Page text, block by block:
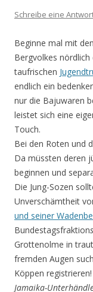
Schreibe eine
Beginne mal mit
Bergvolkes
taufrischen
endlich ein
nur die Bajuwaren
leistet sich eine
Touch.
Bei den Roten und
Da müssten deren
beginnen und
Die Jung-Sozen
Unverschämtheit
und seiner
Bundestagsfraktion
Grottenolme in
fremden Augen
Köppen
Jamaika-